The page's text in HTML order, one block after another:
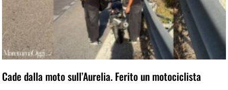
Cade dalla moto sull’Aurelia. Ferito un motociclista